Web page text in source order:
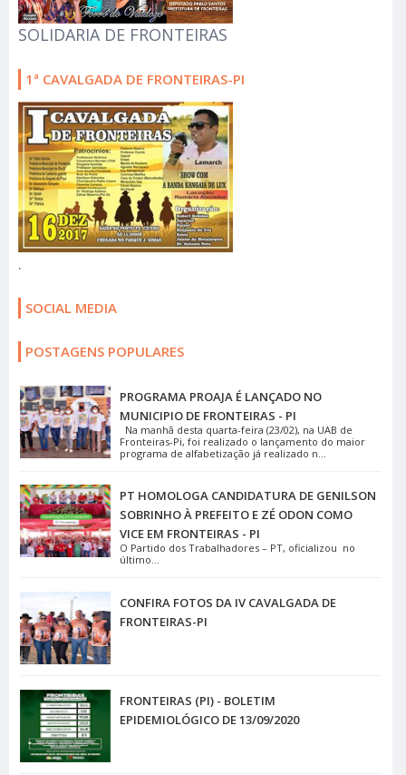
SOLIDARIA DE FRONTEIRAS
1ª CAVALGADA DE FRONTEIRAS-PI
.
SOCIAL MEDIA
POSTAGENS POPULARES
PROGRAMA PROAJA É LANÇADO NO
MUNICIPIO DE FRONTEIRAS - PI
Na manhã desta quarta-feira (23/02), na UAB de
Fronteiras-Pi, foi realizado o lançamento do maior
programa de alfabetização já realizado n...
PT HOMOLOGA CANDIDATURA DE GENILSON
SOBRINHO À PREFEITO E ZÉ ODON COMO
VICE EM FRONTEIRAS - PI
O Partido dos Trabalhadores – PT, oficializou no
último...
CONFIRA FOTOS DA IV CAVALGADA DE
FRONTEIRAS-PI
FRONTEIRAS (PI) - BOLETIM
EPIDEMIOLÓGICO DE 13/09/2020